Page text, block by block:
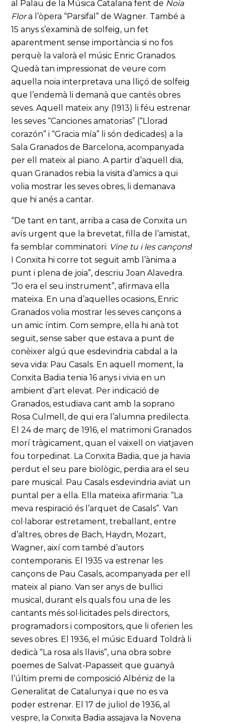
al Palau de la Música Catalana fent de Noia
Flora l’òpera “Parsifal” de Wagner. També a
15 anys s’examinà de solfeig, un fet
aparentment sense importància si no fos
perquè la valorà el músic Enric Granados.
Quedà tan impressionat de veure com
aquella noia interpretava una lliçó de solfeig
que l’endemà li demanà que cantés obres
seves. Aquell mateix any (1913) li féu estrenar
les seves “Canciones amatorias” (“Llorad
corazón” i “Gracia mía” li són dedicades) a la
Sala Granados de Barcelona, acompanyada
per ell mateix al piano. A partir d’aquell dia,
quan Granados rebia la visita d’amics a qui
volia mostrar les seves obres, li demanava
que hi anés a cantar.
“De tant en tant, arriba a casa de Conxita un
avís urgent que la brevetat, filla de l’amistat,
fa semblar comminatori: Vine tu i les cançons!
I Conxita hi corre tot seguit amb l’ànima a
punt i plena de joia”, descriu Joan Alavedra.
“Jo era el seu instrument”, afirmava ella
mateixa. En una d’aquelles ocasions, Enric
Granados volia mostrar les seves cançons a
un amic íntim. Com sempre, ella hi anà tot
seguit, sense saber que estava a punt de
conèixer algú que esdevindria cabdal a la
seva vida: Pau Casals. En aquell moment, la
Conxita Badia tenia 16 anys i vivia en un
ambient d’art elevat. Per indicació de
Granados, estudiava cant amb la soprano
Rosa Culmell, de qui era l’alumna predilecta.
El 24 de març de 1916, el matrimoni Granados
morí tràgicament, quan el vaixell on viatjaven
fou torpedinat. La Conxita Badia, que ja havia
perdut el seu pare biològic, perdia ara el seu
pare musical. Pau Casals esdevindria aviat un
puntal per a ella. Ella mateixa afirmaria: “La
meva respiració és l’arquet de Casals”. Van
col·laborar estretament, treballant, entre
d’altres, obres de Bach, Haydn, Mozart,
Wagner, així com també d’autors
contemporanis. El 1935 va estrenar les
cançons de Pau Casals, acompanyada per ell
mateix al piano. Van ser anys de bullici
musical, durant els quals fou una de les
cantants més sol·licitades pels directors,
programadors i compositors, que li oferien les
seves obres. El 1936, el músic Eduard Toldrà li
dedicà “La rosa als llavis”, una obra sobre
poemes de Salvat-Papasseit que guanyà
l’últim premi de composició Albéniz de la
Generalitat de Catalunya i que no es va
poder estrenar. El 17 de juliol de 1936, al
vespre, la Conxita Badia assajava la Novena